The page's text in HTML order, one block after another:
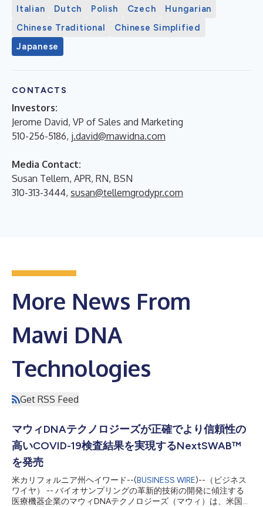
Italian Dutch Polish Czech
Hungarian
Chinese Traditional
Chinese Simplified
Japanese
CONTACTS
Investors:
Jerome David, VP of Sales and Marketing
510-256-5186, j.david@mawidna.com
Media Contact:
Susan Tellem, APR, RN, BSN
310-313-3444, susan@tellemgrodypr.com
More News From
Mawi DNA
Technologies
Get RSS Feed
マウィDNAテクノロジーズが正確でより信頼性の
高いCOVID-19検査結果を実現するNextSWAB™
を発売
米カリフォルニア州ヘイワード--(BUSINESS WIRE)--（ビジネス
ワイヤ） -- バイオサンプリングの革新的技術の開発に傾注する
医療機器企業のマウィDNAテクノロジーズ（マウィ）は、米国で